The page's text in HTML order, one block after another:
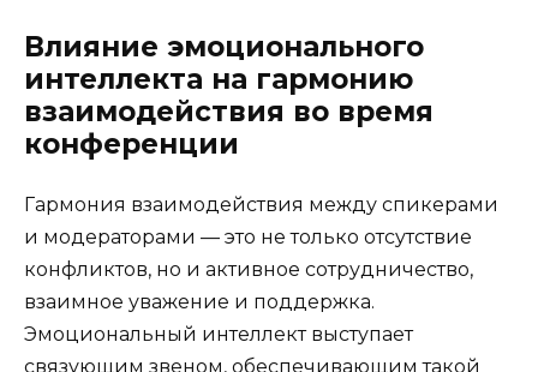
Влияние эмоционального
интеллекта на гармонию
взаимодействия во время
конференции
Гармония взаимодействия между спикерами
и модераторами — это не только отсутствие
конфликтов, но и активное сотрудничество,
взаимное уважение и поддержка.
Эмоциональный интеллект выступает
связующим звеном, обеспечивающим такой